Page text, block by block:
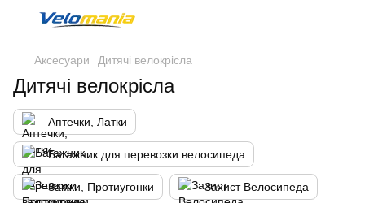
Аксесуари Дитячі велокрісла
Дитячі велокрісла
Аптечки, Латки
Багажник для перевозки велосипеда
Замки, Протиугонки Захист Велосипеда